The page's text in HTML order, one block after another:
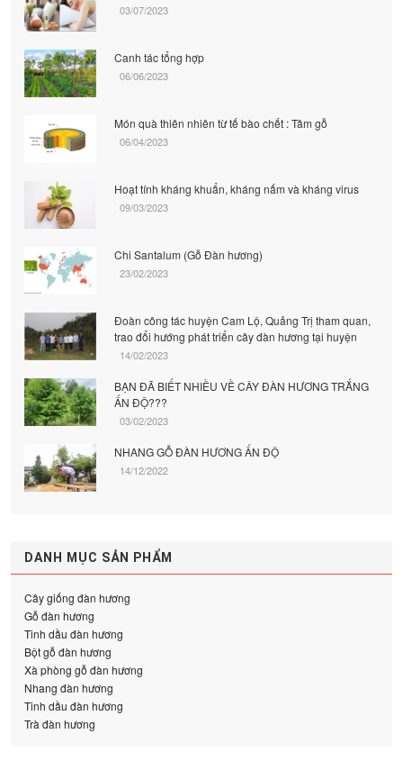
03/07/2023
Canh tác tổng hợp
06/06/2023
Món quà thiên nhiên từ tế bào chết : Tâm gỗ
06/04/2023
Hoạt tính kháng khuẩn, kháng nấm và kháng virus
09/03/2023
Chi Santalum (Gỗ Đàn hương)
23/02/2023
Đoàn công tác huyện Cam Lộ, Quảng Trị tham quan,
trao đổi hướng phát triển cây đàn hương tại huyện
14/02/2023
BẠN ĐÃ BIẾT NHIỀU VỀ CÂY ĐÀN HƯƠNG TRẮNG
ẤN ĐỘ???
03/02/2023
NHANG GỖ ĐÀN HƯƠNG ẤN ĐỘ
14/12/2022
DANH MỤC SẢN PHẨM
Cây giống đàn hương
Gỗ đàn hương
Tinh dầu đàn hương
Bột gỗ đàn hương
Xà phòng gỗ đàn hương
Nhang đàn hương
Tinh dầu đàn hương
Trà đàn hương